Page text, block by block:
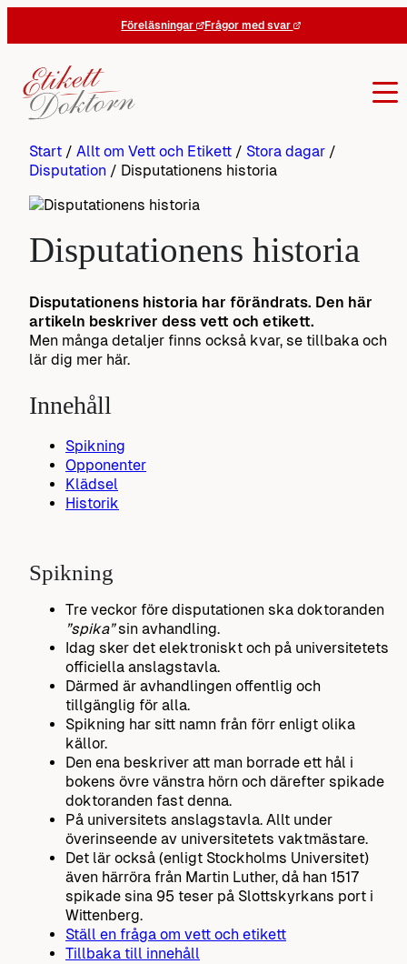
Föreläsningar Frågor med svar
Start / Allt om Vett och Etikett / Stora dagar /
Disputation / Disputationens historia
Disputationens historia
Disputationens historia har förändrats. Den här
artikeln beskriver dess vett och etikett.
Men många detaljer finns också kvar, se tillbaka och
lär dig mer här.
Innehåll
Spikning
Opponenter
Klädsel
Historik
Spikning
Tre veckor före disputationen ska doktoranden
”spika”sin avhandling.
Idag sker det elektroniskt och på universitetets
officiella anslagstavla.
Därmed är avhandlingen offentlig och
tillgänglig för alla.
Spikning har sitt namn från förr enligt olika
källor.
Den ena beskriver att man borrade ett hål i
bokens övre vänstra hörn och därefter spikade
doktoranden fast denna.
På universitets anslagstavla. Allt under
överinseende av universitetets vaktmästare.
Det lär också (enligt Stockholms Universitet)
även härröra från Martin Luther, då han 1517
spikade sina 95 teser på Slottskyrkans port i
Wittenberg.
Ställ en fråga om vett och etikett
Tillbaka till innehåll